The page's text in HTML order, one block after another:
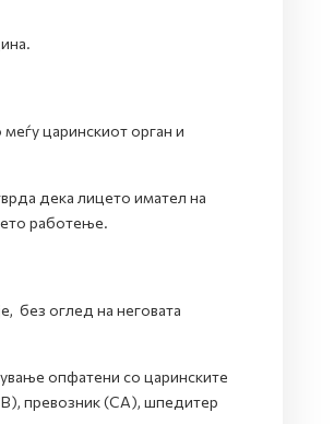
царинскиот орган и
дека лицето имател на
работење.
без оглед на неговата
опфатени со царинските
превозник (СА), шпедитер